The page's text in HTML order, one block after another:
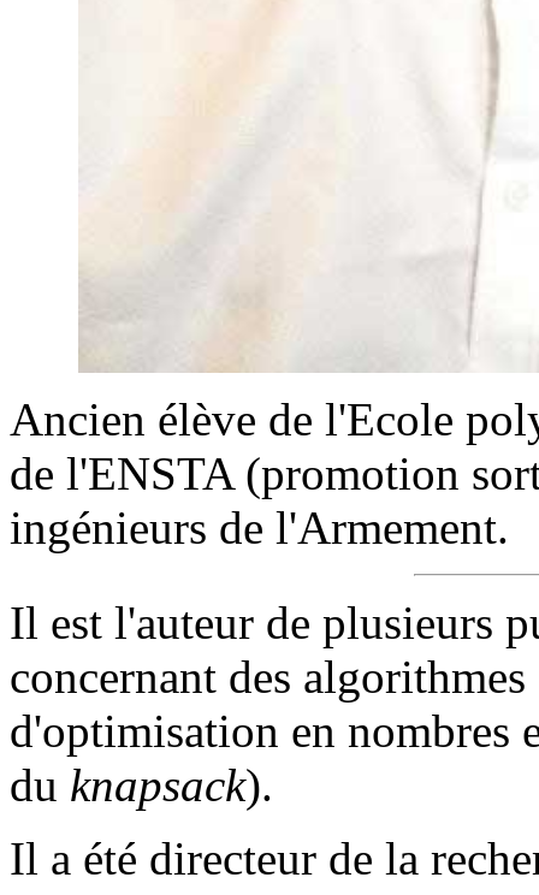
Ancien élève de l'Ecole
de l'ENSTA (promotion
ingénieurs de l'Armement.
Il est l'auteur de plusieurs
concernant des
d'optimisation en nombres
du knapsack).
Il a été directeur de la